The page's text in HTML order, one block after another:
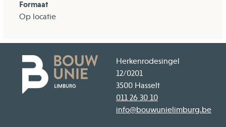
Formaat
Op locatie
Herkenrodesingel
12/0201
3500 Hasselt
011 26 30 10
info@bouwunielimburg.be